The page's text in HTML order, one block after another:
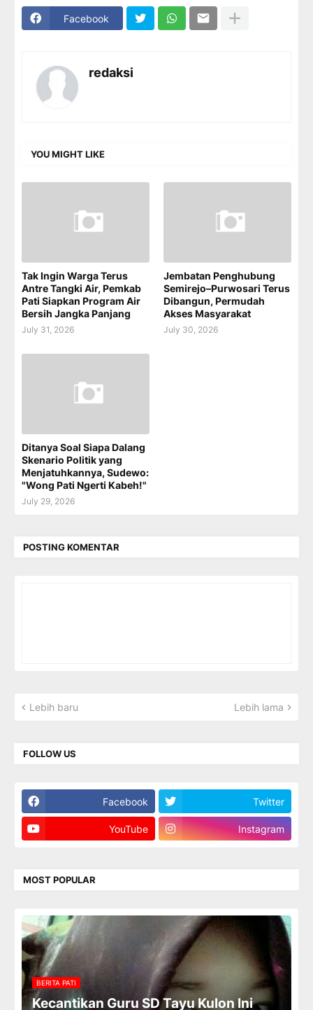
Facebook
redaksi
YOU MIGHT LIKE
Tak Ingin Warga Terus
Antre Tangki Air, Pemkab
Pati Siapkan Program Air
Bersih Jangka Panjang
July 31, 2026
Jembatan Penghubung
Semirejo–Purwosari Terus
Dibangun, Permudah
Akses Masyarakat
July 30, 2026
Ditanya Soal Siapa Dalang
Skenario Politik yang
Menjatuhkannya, Sudewo:
"Wong Pati Ngerti Kabeh!"
July 29, 2026
POSTING KOMENTAR
Lebih baru Lebih lama
FOLLOW US
Facebook Twitter
YouTube Instagram
MOST POPULAR
BERITA PATI
Kecantikan Guru SD Tayu Kulon Ini